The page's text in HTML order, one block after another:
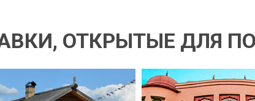
ОТКРЫТЫЕ ДЛЯ